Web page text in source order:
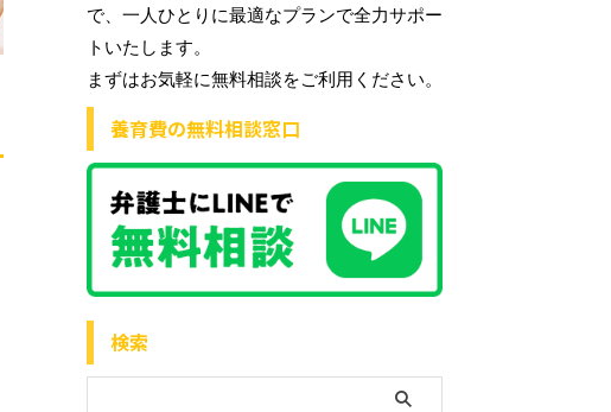
で、一人ひとりに最適なプランで全力サポー
トいたします。
まずはお気軽に無料相談をご利用ください。
養育費の無料相談窓口
検索